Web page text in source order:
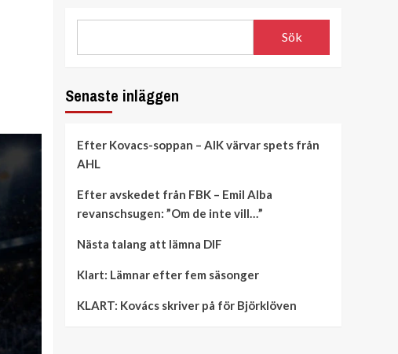
Sök
Senaste inläggen
Efter Kovacs-soppan – AIK värvar spets från
AHL
Efter avskedet från FBK – Emil Alba
revanschsugen: ”Om de inte vill…”
Nästa talang att lämna DIF
Klart: Lämnar efter fem säsonger
KLART: Kovács skriver på för Björklöven